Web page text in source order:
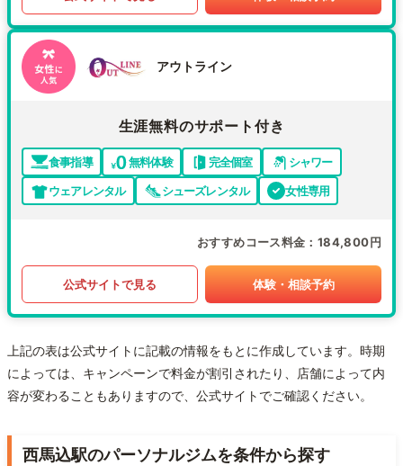
アウトライン
生涯無料のサポート付き
食事指導 無料体験 完全個室
シャワー
ウェアレンタル
シューズレンタル 女性専用
おすすめコース料金 184,800円
公式サイトで見る 体験・相談予約
上記の表は公式サイトに記載の情報をもとに作成しています。時期
によっては、キャンペーンで料金が割引されたり、店舗によって内
容が変わることもありますので、公式サイトでご確認ください。
西馬込駅のパーソナルジムを条件から探す